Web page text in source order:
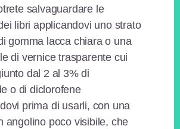
salvaguardare le
libri applicandovi uno strato
gomma lacca chiara o una
di vernice trasparente cui
dal 2 al 3% di
o di diclorofene
prima di usarli, con una
angolino poco visibile, che